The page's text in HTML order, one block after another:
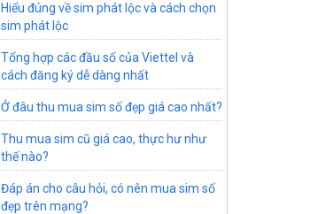
Hiểu đúng về sim phát lộc và cách chọn
sim phát lộc
Tổng hợp các đầu số của Viettel và
cách đăng ký dễ dàng nhất
Ở đâu thu mua sim số đẹp giá cao nhất?
Thu mua sim cũ giá cao, thực hư như
thế nào?
Đáp án cho câu hỏi, có nên mua sim số
đẹp trên mạng?